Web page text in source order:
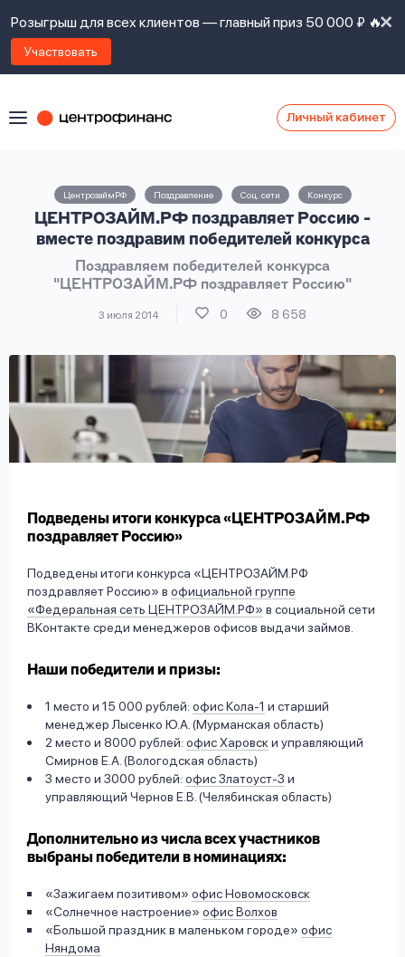
Розыгрыш для всех клиентов — главный приз 50 000 ₽ 🔥
Участвовать
Личный кабинет
ЦентрозаймРФ Поздравление Соц. сети Конкурс
ЦЕНТРОЗАЙМ.РФ поздравляет Россию -
вместе поздравим победителей конкурса
Поздравляем победителей конкурса
"ЦЕНТРОЗАЙМ.РФ поздравляет Россию"
3 июля 2014 0 8 658
Подведены итоги конкурса «ЦЕНТРОЗАЙМ.РФ
поздравляет Россию»
Подведены итоги конкурса «ЦЕНТРОЗАЙМ.РФ
поздравляет Россию» в официальной группе
«Федеральная сеть ЦЕНТРОЗАЙМ.РФ» в социальной сети
ВКонтакте среди менеджеров офисов выдачи займов.
Наши победители и призы:
1 место и 15 000 рублей: офис Кола-1 и старший
менеджер Лысенко Ю.А. (Мурманская область)
2 место и 8000 рублей: офис Харовски управляющий
Смирнов Е.А. (Вологодская область)
3 место и 3000 рублей: офис Златоуст-3 и
управляющий Чернов Е.В. (Челябинская область)
Дополнительно из числа всех участников
выбраны победители в номинациях:
«Зажигаем позитивом» офис Новомосковск
«Солнечное настроение» офис Волхов
«Большой праздник в маленьком городе» офис
Няндома
Оформить заявку
Наши
контакты
Задать
Ответы
на
вопросы
Я
ознакомлен
с
правилами
займов,
политикой
на
обработку
личных
данных